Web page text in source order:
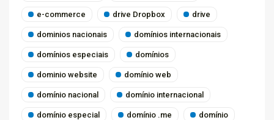
e-commerce drive Dropbox drive
dominios nacionais domínios internacionais
domínios especiais domínios
dominio website domínio web
domínio nacional domínio internacional
domínio especial domínio .me domínio